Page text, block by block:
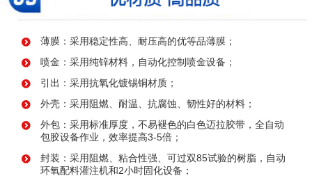
薄膜：采用稳定性高、耐压高的优等品薄膜；
喷金：采用纯锌材料，自动化控制喷金设备；
引出：采用抗氧化镀锡铜材质；
外壳：采用阻燃、耐温、抗腐蚀、韧性好的材料；
外包：采用标准厚度，不易褪色的白色迈拉胶带，全自动
包胶设备作业，效率提高3-5倍；
封装：采用阻燃、粘合性强、可过双85试验的树脂，自动
环氧配料灌注机和2小时固化设备；